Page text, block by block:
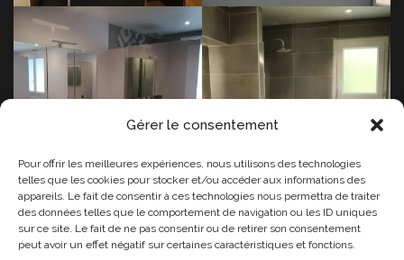
Gérer le consentement
Pour offrir les meilleures expériences, nous utilisons des technologies
telles que les cookies pour stocker et/ou accéder aux informations des
appareils. Le fait de consentir à ces technologies nous permettra de traiter
des données telles que le comportement de navigation ou les ID uniques
sur ce site. Le fait de ne pas consentir ou de retirer son consentement
peut avoir un effet négatif sur certaines caractéristiques et fonctions.
Suite parentale à Brison-
Saint-Innocent (73)
Salle de bains à Tresserve
(73)